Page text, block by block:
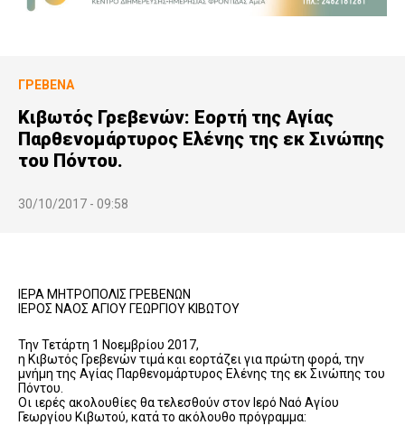
ΓΡΕΒΕΝΆ
Κιβωτός Γρεβενών: Εορτή της Αγίας
Παρθενομάρτυρος Ελένης της εκ Σινώπης
του Πόντου.
30/10/2017 - 09:58
ΙΕΡΑ ΜΗΤΡΟΠΟΛΙΣ ΓΡΕΒΕΝΩΝ
ΙΕΡΟΣ ΝΑΟΣ ΑΓΙΟΥ ΓΕΩΡΓΙΟΥ ΚΙΒΩΤΟΥ
Την Τετάρτη 1 Νοεμβρίου 2017,
η Κιβωτός Γρεβενών τιμά και εορτάζει για πρώτη φορά, την
μνήμη της Αγίας Παρθενομάρτυρος Ελένης της εκ Σινώπης του
Πόντου.
Οι ιερές ακολουθίες θα τελεσθούν στον Ιερό Ναό Αγίου
Γεωργίου Κιβωτού, κατά το ακόλουθο πρόγραμμα: